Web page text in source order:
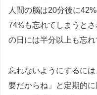
人間の脳は20分後に
74%も忘れてしまうと
の日には半分以上も忘れ
忘れないようにするに
要だからね」と定期的